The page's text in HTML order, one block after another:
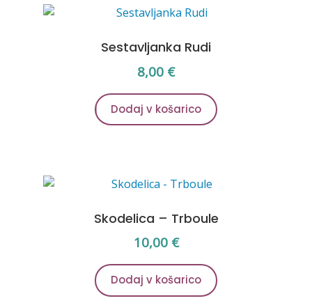
Sestavljanka Rudi
8,00 €
Dodaj v košarico
Skodelica – Trboule
10,00 €
Dodaj v košarico